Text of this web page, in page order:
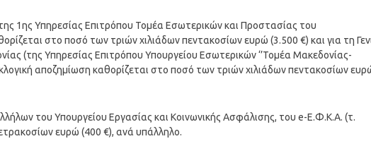
1ης Υπηρεσίας Επιτρόπου Τομέα Εσωτερικών και Προστασίας του
στο ποσό των τριών χιλιάδων πεντακοσίων ευρώ (3.500 €) και για τη
(της Υπηρεσίας Επιτρόπου Υπουργείου Εσωτερικών ‘’Τομέα Μακεδονίας-
εκλογική αποζημίωση καθορίζεται στο ποσό των τριών χιλιάδων πεντακοσίων
του Υπουργείου Εργασίας και Κοινωνικής Ασφάλισης, του e-Ε.Φ.Κ.Α. (τ.
ευρώ (400 €), ανά υπάλληλο.